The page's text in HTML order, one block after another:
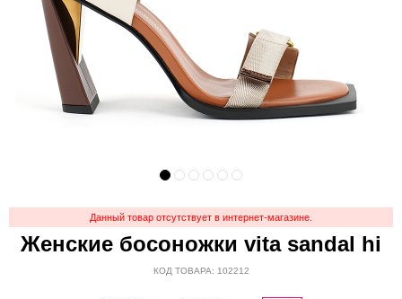
Данный товар отсутствует в интернет-магазине.
Женские босоножки vita sandal hi
КОД ТОВАРА: 102212